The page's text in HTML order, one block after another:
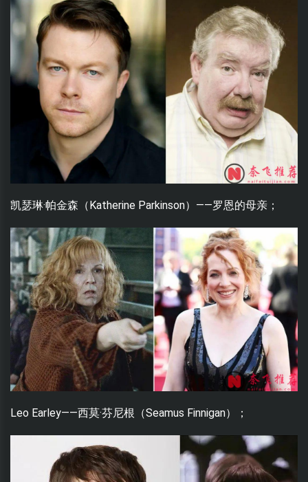
凯瑟琳·帕金森（Katherine Parkinson）——罗恩的母亲；
Leo Earley——西莫·芬尼根（Seamus Finnigan）；